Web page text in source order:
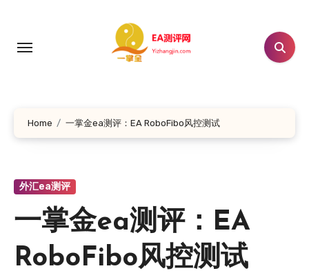
Home 一掌金ea测评：EA RoboFibo风控测试
外汇ea测评
一掌金ea测评：EA
RoboFibo风控测试